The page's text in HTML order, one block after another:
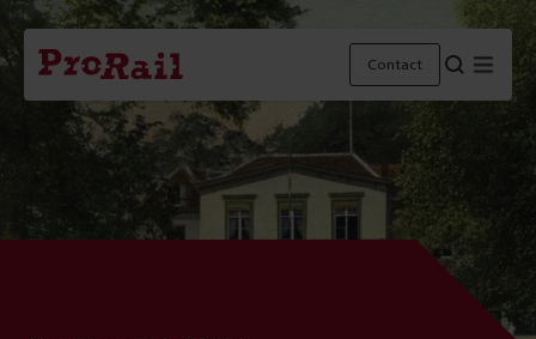
Navigatie
Homepage
ProRail
Contact